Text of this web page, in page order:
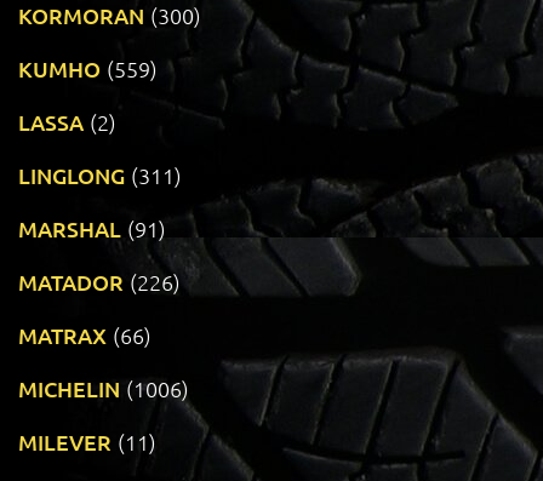
KORMORAN (300)
KUMHO (559)
LASSA (2)
LINGLONG (311)
MARSHAL (91)
MATADOR (226)
MATRAX (66)
MICHELIN (1006)
MILEVER (11)